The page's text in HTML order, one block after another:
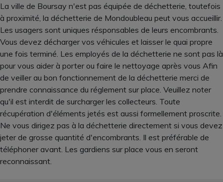
La ville de Boursay n'est pas équipée de déchetterie, toutefois
à proximité, la déchetterie de Mondoubleau peut vous accueillir.
Les usagers sont uniques résponsables de leurs encombrants.
Vous devez décharger vos véhicules et laisser le quai propre
une fois terminé. Les employés de la déchetterie ne sont pas là
pour vous aider à porter ou faire le nettoyage après vous Afin
de veiller au bon fonctionnement de la déchetterie merci de
prendre connaissance du réglement sur place. Veuillez noter
qu'il est interdit de surcharger les collecteurs. Toute
récupération d'éléments jetés est aussi formellement proscrite.
Ne vous dirigez pas à la déchetterie directement si vous devez
jeter de grosse quantité d'encombrants. Il est préférable de
téléphoner avant. Les gardiens sur place vous en seront
reconnaissant.